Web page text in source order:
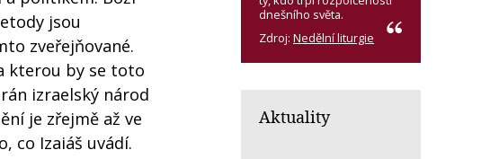
jsou
zveřejňované.
kterou by se toto
izraelský národ
je zřejmě až ve
co Izaiáš uvádí.
dnešního světa.
Zdroj: Nedělní liturgie
Aktuality